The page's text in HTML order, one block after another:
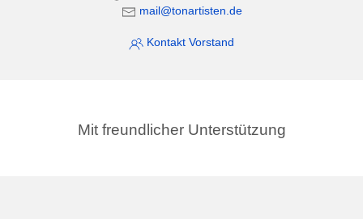
mail@tonartisten.de
Kontakt Vorstand
Mit freundlicher Unterstützung